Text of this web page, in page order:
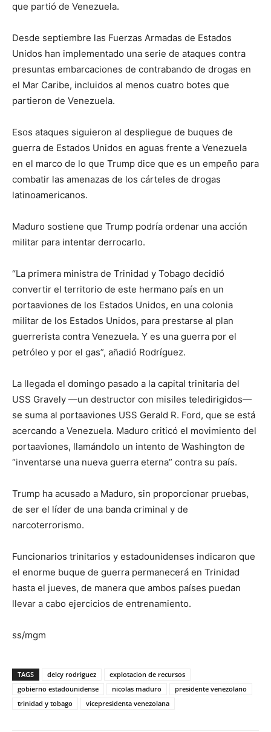
que partió de Venezuela.
Desde septiembre las Fuerzas Armadas de Estados
Unidos han implementado una serie de ataques contra
presuntas embarcaciones de contrabando de drogas en
el Mar Caribe, incluidos al menos cuatro botes que
partieron de Venezuela.
Esos ataques siguieron al despliegue de buques de
guerra de Estados Unidos en aguas frente a Venezuela
en el marco de lo que Trump dice que es un empeño para
combatir las amenazas de los cárteles de drogas
latinoamericanos.
Maduro sostiene que Trump podría ordenar una acción
militar para intentar derrocarlo.
“La primera ministra de Trinidad y Tobago decidió
convertir el territorio de este hermano país en un
portaaviones de los Estados Unidos, en una colonia
militar de los Estados Unidos, para prestarse al plan
guerrerista contra Venezuela. Y es una guerra por el
petróleo y por el gas”, añadió Rodríguez.
La llegada el domingo pasado a la capital trinitaria del
USS Gravely —un destructor con misiles teledirigidos—
se suma al portaaviones USS Gerald R. Ford, que se está
acercando a Venezuela. Maduro criticó el movimiento del
portaaviones, llamándolo un intento de Washington de
“inventarse una nueva guerra eterna” contra su país.
Trump ha acusado a Maduro, sin proporcionar pruebas,
de ser el líder de una banda criminal y de
narcoterrorismo.
Funcionarios trinitarios y estadounidenses indicaron que
el enorme buque de guerra permanecerá en Trinidad
hasta el jueves, de manera que ambos países puedan
llevar a cabo ejercicios de entrenamiento.
ss/mgm
TAGS delcy rodriguez
explotacion de recursos
gobierno estadounidense
nicolas maduro
presidente venezolano
trinidad y tobago
vicepresidenta venezolana